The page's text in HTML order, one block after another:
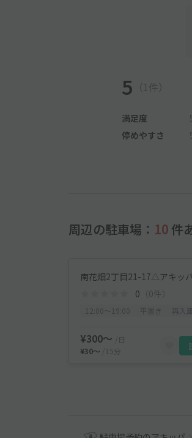
5 （1件）
満足度
停めやすさ
周辺の駐車場： 10 件
南花畑2丁目21-17△アキッ
0 （0件）
¥300〜
/日
¥30〜
/15分